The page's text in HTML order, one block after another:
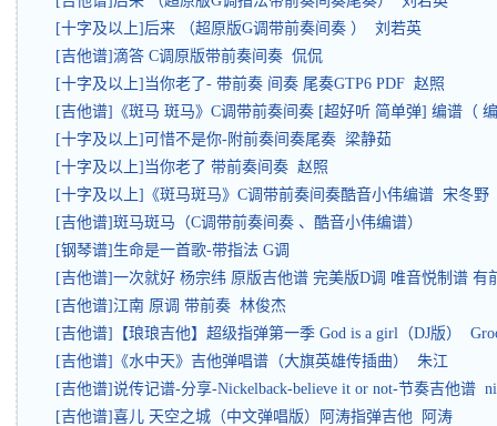
[十字及以上]后来 （超原版G调带前奏间奏 ） 刘若英
[吉他谱]滴答 C调原版带前奏间奏 侃侃
[十字及以上]当你老了- 带前奏 间奏 尾奏GTP6 PDF 赵照
[吉他谱]《斑马 斑马》C调带前奏间奏 [超好听 简单弹] 编谱（
[十字及以上]可惜不是你-附前奏间奏尾奏 梁静茹
[十字及以上]当你老了 带前奏间奏 赵照
[十字及以上]《斑马斑马》C调带前奏间奏酷音小伟编谱 宋冬野
[吉他谱]斑马斑马（C调带前奏间奏 、酷音小伟编谱）
[钢琴谱]生命是一首歌-带指法 G调
[吉他谱]一次就好 杨宗纬 原版吉他谱 完美版D调 唯音悦制谱
[吉他谱]江南 原调 带前奏 林俊杰
[吉他谱]【琅琅吉他】超级指弹第一季 God is a girl（DJ版）
[吉他谱]《水中天》吉他弹唱谱（大旗英雄传插曲） 朱江
[吉他谱]说传记谱-分享-Nickelback-believe it or not-节奏吉他谱
[吉他谱]喜儿 天空之城（中文弹唱版）阿涛指弹吉他 阿涛